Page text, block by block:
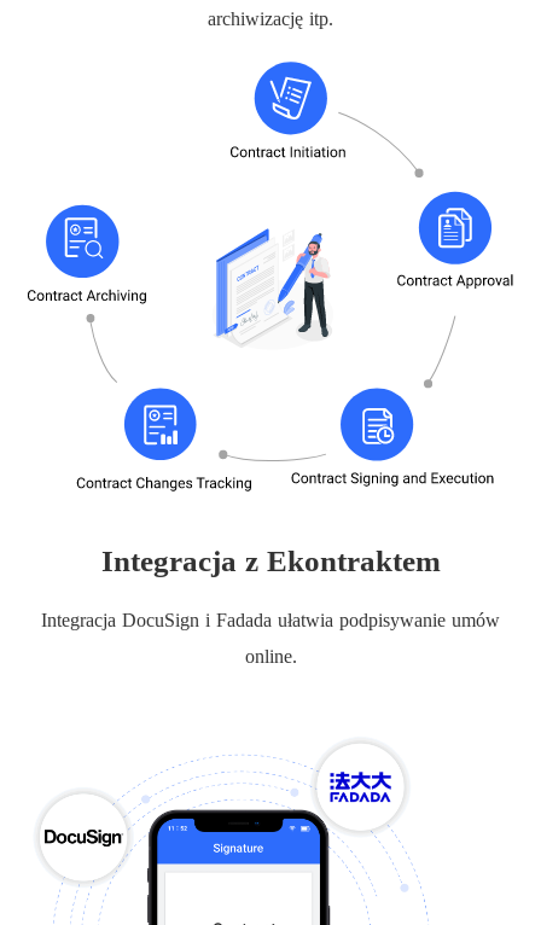
archiwizację itp.
Integracja z Ekontraktem
Integracja DocuSign i Fadada ułatwia podpisywanie umów
online.